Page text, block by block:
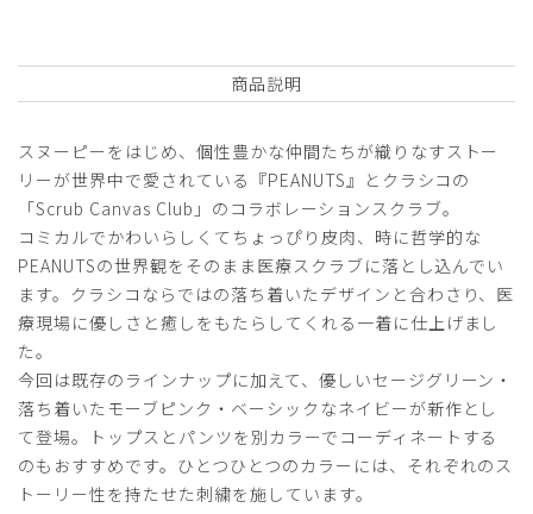
ご購入者様
購入確認済み
サイズ感 小さめ
大きめ
ストレッチ感
よく伸びる
伸びない
厚さとても薄い 厚い
スヌーピーのスクラブ可愛くて着る度に癒されています。カ
商品：R35Scrub Canvas Club:PEANUTSスクラブトッ
プス(男女兼用)/ネイビー/M
役に立った 0
商品説明
スヌーピーをはじめ、個性豊かな仲間たちが織りなすストー
リーが世界中で愛されている『PEANUTS』とクラシコの
「Scrub Canvas Club」のコラボレーションスクラブ。
コミカルでかわいらしくてちょっぴり皮肉、時に哲学的な
PEANUTSの世界観をそのまま医療スクラブに落とし込んでい
ます。クラシコならではの落ち着いたデザインと合わさり、医
療現場に優しさと癒しをもたらしてくれる一着に仕上げまし
た。
今回は既存のラインナップに加えて、優しいセージグリーン・
落ち着いたモーブピンク・ベーシックなネイビーが新作とし
て登場。トップスとパンツを別カラーでコーディネートする
のもおすすめです。ひとつひとつのカラーには、それぞれのス
トーリー性を持たせた刺繍を施しています。